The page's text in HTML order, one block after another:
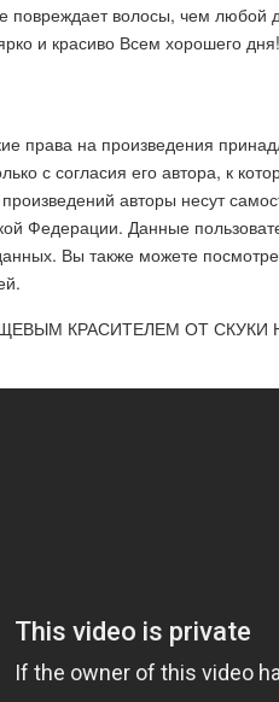
повреждает волосы, чем любой
и красиво Всем хорошего
права на произведения
с согласия его автора, к
произведений авторы несут
Федерации. Данные
Вы также можете
КРАСИТЕЛЕМ ОТ СКУКИ